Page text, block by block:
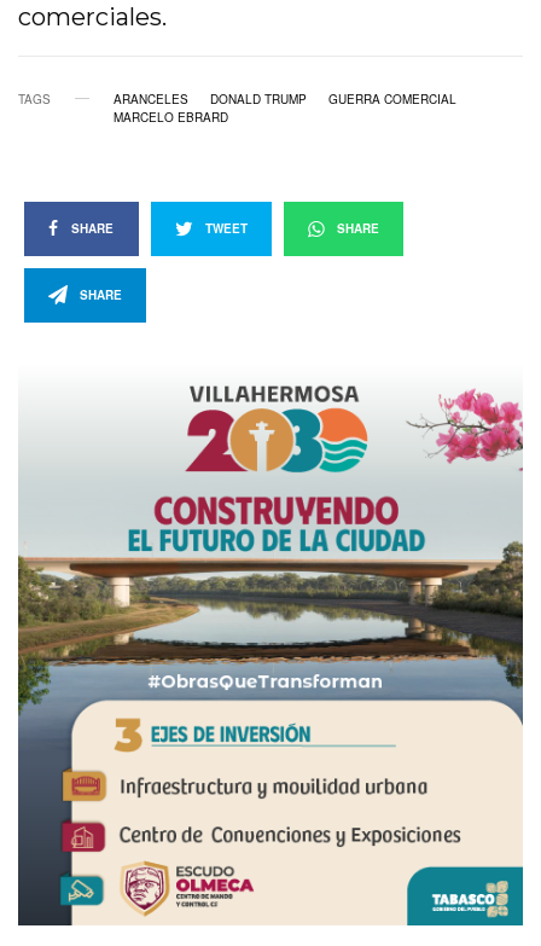
comerciales.
TAGS ARANCELES DONALD TRUMP
GUERRA COMERCIAL
MARCELO EBRARD
SHARE TWEET SHARE
SHARE